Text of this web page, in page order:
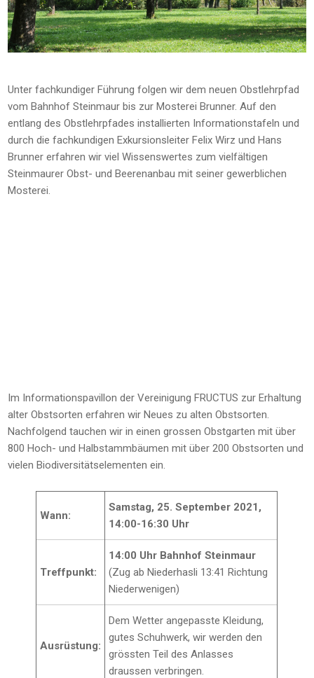
Unter fachkundiger Führung folgen wir dem neuen Obstlehrpfad
vom Bahnhof Steinmaur bis zur Mosterei Brunner. Auf den
entlang des Obstlehrpfades installierten Informationstafeln und
durch die fachkundigen Exkursionsleiter Felix Wirz und Hans
Brunner erfahren wir viel Wissenswertes zum vielfältigen
Steinmaurer Obst- und Beerenanbau mit seiner gewerblichen
Mosterei.
Im Informationspavillon der Vereinigung FRUCTUS zur Erhaltung
alter Obstsorten erfahren wir Neues zu alten Obstsorten.
Nachfolgend tauchen wir in einen grossen Obstgarten mit über
800 Hoch- und Halbstammbäumen mit über 200 Obstsorten und
vielen Biodiversitätselementen ein.
Wann:
Samstag, 25. September 2021,
14:00-16:30 Uhr
Treffpunkt:
14:00 Uhr Bahnhof Steinmaur
(Zug ab Niederhasli 13:41 Richtung
Niederwenigen)
Ausrüstung:
Dem Wetter angepasste Kleidung,
gutes Schuhwerk, wir werden den
grössten Teil des Anlasses
draussen verbringen.